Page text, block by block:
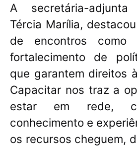
A secretária-
Tércia Marília,
de encontros
fortalecimento de
que garantem direitos
Capacitar nos traz a
estar em rede,
conhecimento e
os recursos cheguem,